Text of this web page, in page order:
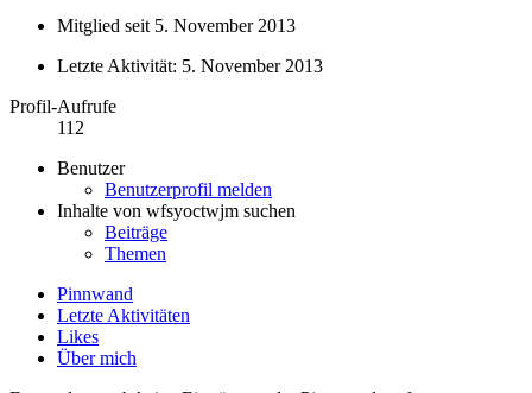
Mitglied seit 5. November 2013
Letzte Aktivität: 5. November 2013
Profil-Aufrufe
112
Benutzer
Benutzerprofil melden
Inhalte von wfsyoctwjm suchen
Beiträge
Themen
Pinnwand
Letzte Aktivitäten
Likes
Über mich